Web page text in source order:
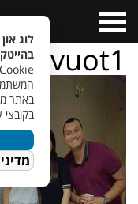
Menu
shavuot1
לוג
בהייטק
באתר
בקובצי